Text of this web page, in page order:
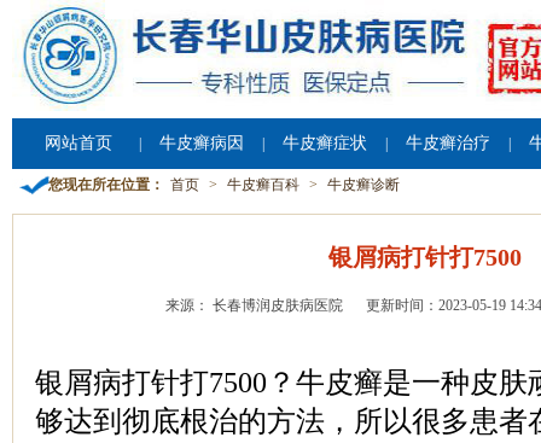
网站首页 牛皮癣病因 牛皮癣症状 牛皮癣治疗
您现在所在位置： 首页 > 牛皮癣百科 > 牛皮癣诊断
银屑病打针打7500
来源： 长春博润皮肤病医院 更新时间：2023-05-19
银屑病打针打7500？牛皮癣是一种皮
够达到彻底根治的方法，所以很多患者